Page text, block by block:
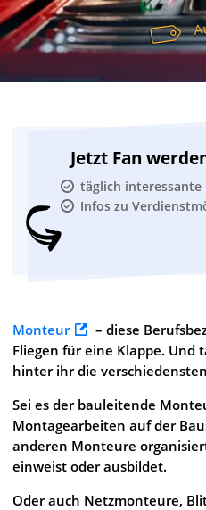
Jetzt Fan
täglich interessante
Infos zu
Monteur
– diese
Fliegen für eine Klappe. Und
hinter ihr die
Sei es der bauleitende
Montagearbeiten auf der
anderen Monteure
einweist oder ausbildet.
Oder auch Netzmonteure,